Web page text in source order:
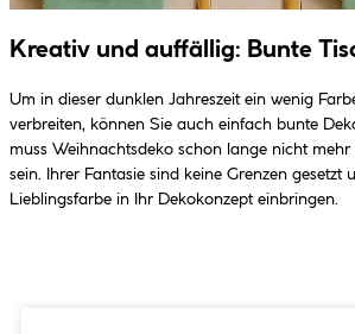
Kreativ und auffällig: Bunte
Um in dieser dunklen Jahreszeit ein wenig
verbreiten, können Sie auch einfach bunte
muss Weihnachtsdeko schon lange nicht
sein. Ihrer Fantasie sind keine Grenzen gesetzt
Lieblingsfarbe in Ihr Dekokonzept einbringen.